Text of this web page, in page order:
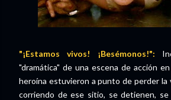
"¡Estamos vivos! ¡Besémonos!":
"dramática" de una escena de acción
heroína estuvieron a punto de perder la
corriendo de ese sitio, se detienen,